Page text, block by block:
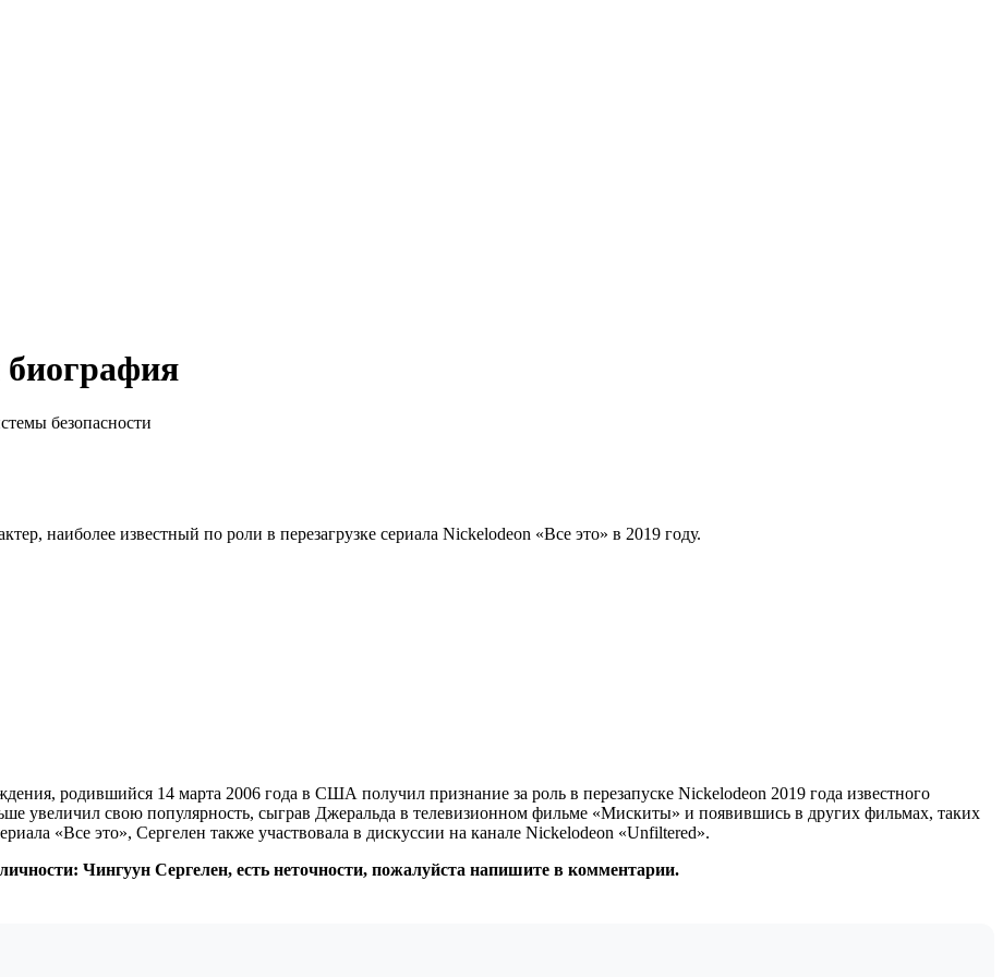
биография
наиболее известный по роли в перезагрузке сериала Nickelodeon «Все это» в 2019 году.
родившийся 14 марта 2006 года в США получил признание за роль в перезапуске Nickelodeon 2019 года известного
увеличил свою популярность, сыграв Джеральда в телевизионном фильме «Мискиты» и появившись в других фильмах, таких
«Все это», Сергелен также участвовала в дискуссии на канале Nickelodeon «Unfiltered».
Чингуун Сергелен, есть неточности, пожалуйста напишите в комментарии.